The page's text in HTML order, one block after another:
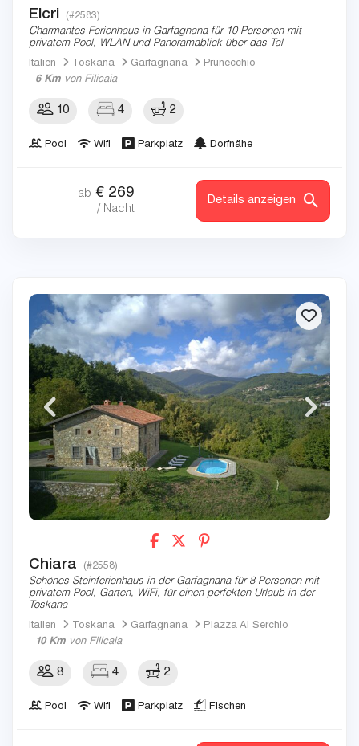
Elcri (#2583)
Charmantes Ferienhaus in Garfagnana für 10 Personen mit
privatem Pool, WLAN und Panoramablick über das Tal
Italien
Toskana Garfagnana
Prunecchio
6 Km von Filicaia
10 4 2
Pool Wifi Parkplatz Dorfnähe
ab € 269
/ Nacht
Details anzeigen
Chiara (#2558)
Schönes Steinferienhaus in der Garfagnana für 8 Personen mit
privatem Pool, Garten, WiFi, für einen perfekten Urlaub in der
Toskana
Italien
Toskana Garfagnana
Piazza Al Serchio
10 Km von Filicaia
8 4 2
Pool Wifi Parkplatz Fischen